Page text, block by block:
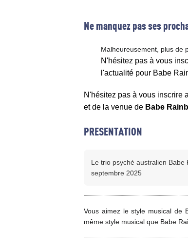
Ne manquez pas ses
Malheureusement, plus de
N'hésitez pas à vous
l'actualité pour Babe
N'hésitez pas à vous inscrire
et de la venue de Babe
PRESENTATION
Le trio psyché australien
septembre 2025
Vous aimez le style musical de
même style musical que Babe